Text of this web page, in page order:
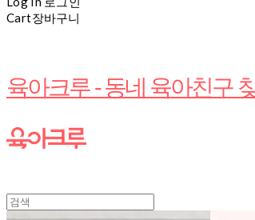
Cart장바구니
육아크루 - 동네 육아친구